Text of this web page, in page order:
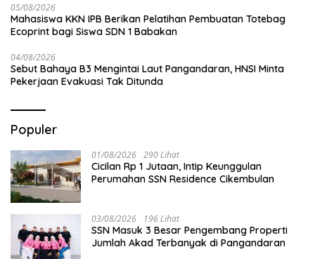
05/08/2026
Mahasiswa KKN IPB Berikan Pelatihan Pembuatan Totebag
Ecoprint bagi Siswa SDN 1 Babakan
04/08/2026
Sebut Bahaya B3 Mengintai Laut Pangandaran, HNSI Minta
Pekerjaan Evakuasi Tak Ditunda
Populer
01/08/2026 290 Lihat
Cicilan Rp 1 Jutaan, Intip Keunggulan
Perumahan SSN Residence Cikembulan
03/08/2026 196 Lihat
SSN Masuk 3 Besar Pengembang Properti
Jumlah Akad Terbanyak di Pangandaran